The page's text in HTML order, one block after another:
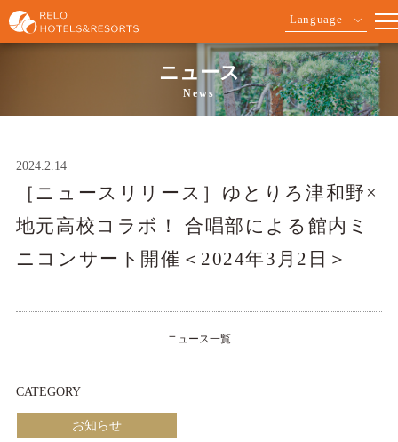
Language
ニュース
News
2024.2.14
［ニュースリリース］ゆとりろ津和野×
地元高校コラボ！ 合唱部による館内ミ
ニコンサート開催＜2024年3月2日＞
ニュース一覧
CATEGORY
お知らせ